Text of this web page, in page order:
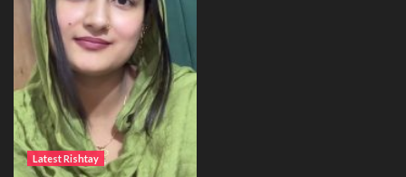
Latest Rishtay